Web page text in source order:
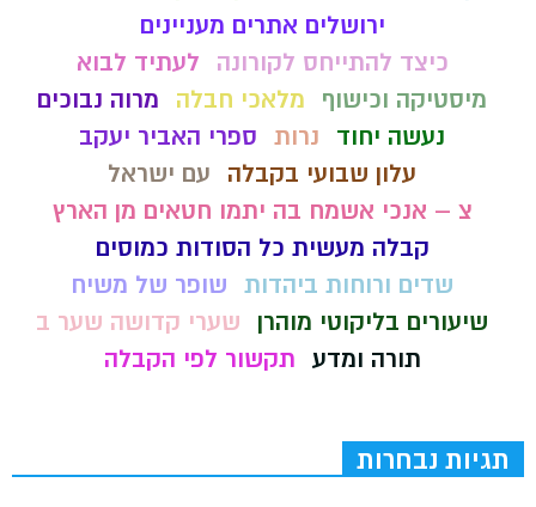
ירושלים אתרים מעניינים
כיצד להתייחס לקורונה
לעתיד לבוא
מיסטיקה וכישוף
מלאכי חבלה
מרוה נבוכים
נעשה יחוד
נרות ספרי האביר יעקב
עלון שבועי בקבלה
עם ישראל
צ – אנכי אשמח בה יתמו חטאים מן הארץ
קבלה מעשית כל הסודות כמוסים
שדים ורוחות ביהדות שופר של משיח
שיעורים בליקוטי מוהרן
שערי קדושה שער ב
תורה ומדע תקשור לפי הקבלה
תגיות נבחרות